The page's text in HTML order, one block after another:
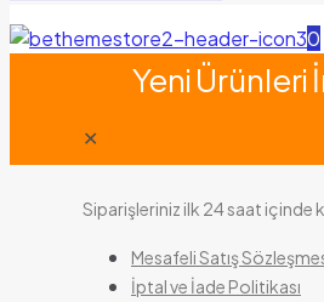
0
Yeni Ürünleri
✕
Siparişleriniz ilk 24 saat içinde
Mesafeli Satış
İptal ve İade Politikası